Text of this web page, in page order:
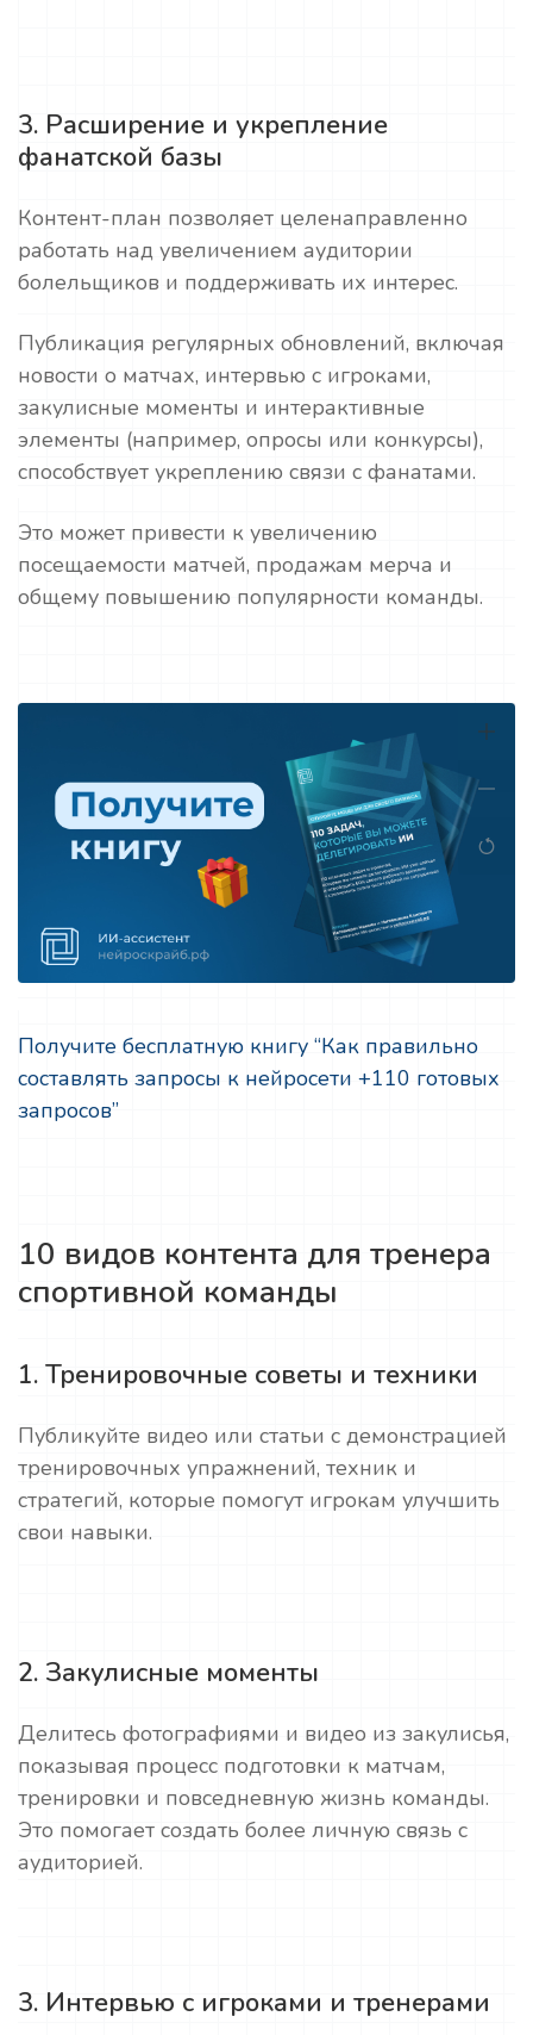
3. Расширение и укрепление
фанатской базы
Контент-план позволяет целенаправленно
работать над увеличением аудитории
болельщиков и поддерживать их интерес.
Публикация регулярных обновлений, включая
новости о матчах, интервью с игроками,
закулисные моменты и интерактивные
элементы (например, опросы или конкурсы),
способствует укреплению связи с фанатами.
Это может привести к увеличению
посещаемости матчей, продажам мерча и
общему повышению популярности команды.
Получите бесплатную книгу “Как правильно
составлять запросы к нейросети +110 готовых
запросов”
10 видов контента для тренера
спортивной команды
1. Тренировочные советы и техники
Публикуйте видео или статьи с демонстрацией
тренировочных упражнений, техник и
стратегий, которые помогут игрокам улучшить
свои навыки.
2. Закулисные моменты
Делитесь фотографиями и видео из закулисья,
показывая процесс подготовки к матчам,
тренировки и повседневную жизнь команды.
Это помогает создать более личную связь с
аудиторией.
3. Интервью с игроками и тренерами